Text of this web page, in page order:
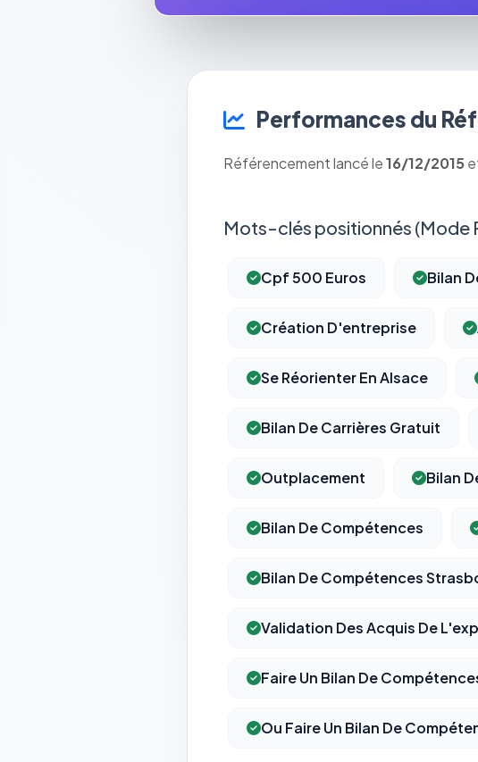
Performances du
Référencement lancé le16/12/2015
Mots-clés positionnés (Mode
Cpf 500 Euros Bilan
Création D'entreprise
Se Réorienter En Alsace
Bilan De Carrières Gratuit
Outplacement Bilan
Bilan De Compétences
Bilan De Compétences
Validation Des Acquis De
Faire Un Bilan De
Ou Faire Un Bilan De
pas être
(pages